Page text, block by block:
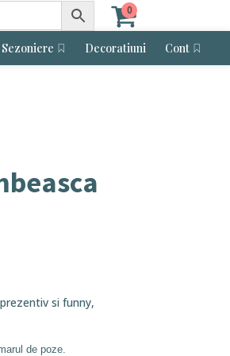
0
Sezoniere Decoratiuni Cont
si funny,
de poze.